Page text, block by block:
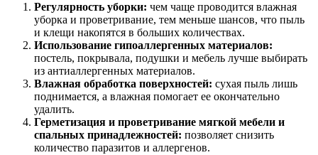
Регулярность уборки: чем чаще проводится влажная
уборка и проветривание, тем меньше шансов, что пыль
и клещи накопятся в больших количествах.
Использование гипоаллергенных материалов:
постель, покрывала, подушки и мебель лучше выбирать
из антиаллергенных материалов.
Влажная обработка поверхностей: сухая пыль лишь
поднимается, а влажная помогает ее окончательно
удалить.
Герметизация и проветривание мягкой мебели и
спальных принадлежностей: позволяет снизить
количество паразитов и аллергенов.